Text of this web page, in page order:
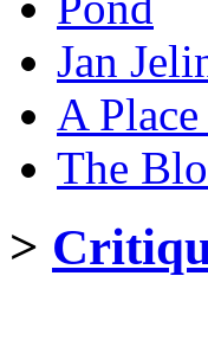
Jan
A
The
>